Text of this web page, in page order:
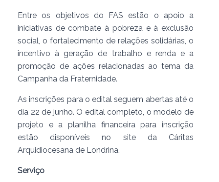
Entre os objetivos do FAS estão o apoio a
iniciativas de combate à pobreza e à exclusão
social, o fortalecimento de relações solidárias, o
incentivo à geração de trabalho e renda e a
promoção de ações relacionadas ao tema da
Campanha da Fraternidade.
As inscrições para o edital seguem abertas até o
dia 22 de junho. O edital completo, o modelo de
projeto e a planilha financeira para inscrição
estão disponíveis no site da Cáritas
Arquidiocesana de Londrina.
Serviço